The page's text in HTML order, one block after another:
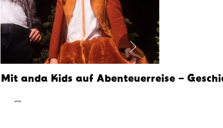
Mit anda Kids auf Abenteuerreise –
anda